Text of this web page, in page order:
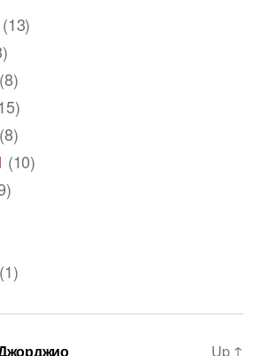
(8)
(8)
(10)
Up ↑